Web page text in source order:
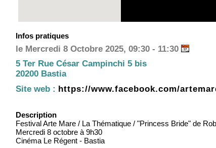
Infos pratiques
le Mercredi 8 Octobre 2025, 09:30 - 11:30
5 Ter Rue César Campinchi 5 bis
20200 Bastia
Site web : https://www.facebook.com/
Description
Festival Arte Mare / La Thématique / "Princess Bride" de
Mercredi 8 octobre à 9h30
Cinéma Le Régent - Bastia